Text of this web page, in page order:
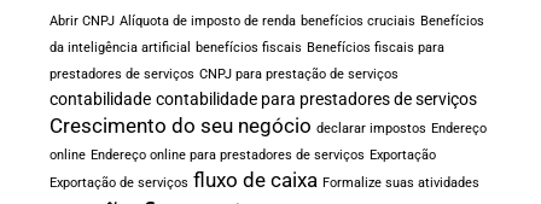
Abrir CNPJ Alíquota de imposto de renda benefícios cruciais Benefícios
da inteligência artificial
benefícios fiscais Benefícios fiscais para
prestadores de serviços CNPJ para prestação de serviços
contabilidade contabilidade para prestadores de serviços
Crescimento do seu negócio declarar impostos Endereço
online Endereço online para prestadores de serviços Exportação
Exportação de serviços fluxo de caixa Formalize suas atividades